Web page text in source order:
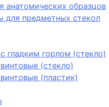
анатомических образцов
для предметных стекол
гладким горлом (стекло)
(стекло)
(пластик)